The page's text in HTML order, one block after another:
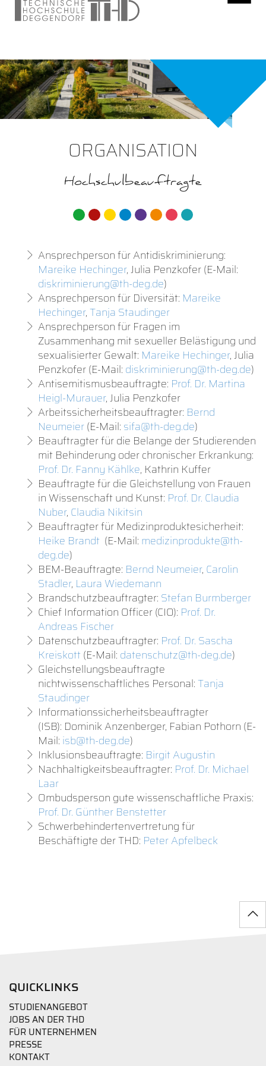
ORGANISATION
Hochschulbeauftragte
Ansprechperson für Antidiskriminierung:
Mareike Hechinger, Julia Penzkofer (E-Mail:
diskriminierung@th-deg.de)
Ansprechperson für Diversität: Mareike
Hechinger,Tanja Staudinger
Ansprechperson für Fragen im
Zusammenhang mit sexueller Belästigung und
sexualisierter Gewalt: Mareike Hechinger, Julia
Penzkofer (E-Mail: diskriminierung@th-deg.de)
Antisemitismusbeauftragte: Prof. Dr. Martina
Heigl-Murauer, Julia Penzkofer
Arbeitssicherheitsbeauftragter: Bernd
Neumeier(E-Mail: sifa@th-deg.de)
Beauftragter für die Belange der Studierenden
mit Behinderung oder chronischer Erkrankung:
Prof. Dr. Fanny Kählke, Kathrin Kuffer
Beauftragte für die Gleichstellung von Frauen
in Wissenschaft und Kunst: Prof. Dr. Claudia
Nuber, Claudia Nikitsin
Beauftragter für Medizinproduktesicherheit:
Heike Brandt (E-Mail: medizinprodukte@th-
deg.de)
BEM-Beauftragte: Bernd Neumeier, Carolin
Stadler, Laura Wiedemann
Brandschutzbeauftragter: Stefan Burmberger
Chief Information Officer (CIO): Prof. Dr.
Andreas Fischer
Datenschutzbeauftragter: Prof. Dr. Sascha
Kreiskott (E-Mail: datenschutz@th-deg.de)
Gleichstellungsbeauftragte
nichtwissenschaftliches Personal:Tanja
Staudinger
Informationssicherheitsbeauftragter
(ISB): Dominik Anzenberger, Fabian Pothorn (E-
Mail: isb@th-deg.de)
Inklusionsbeauftragte: Birgit Augustin
Nachhaltigkeitsbeauftragter: Prof. Dr. Michael
Laar
Ombudsperson gute wissenschaftliche Praxis:
Prof. Dr. Günther Benstetter
Schwerbehindertenvertretung für
Beschäftigte der THD: Peter Apfelbeck
QUICKLINKS
STUDIENANGEBOT
JOBS AN DER THD
FÜR UNTERNEHMEN
PRESSE
KONTAKT